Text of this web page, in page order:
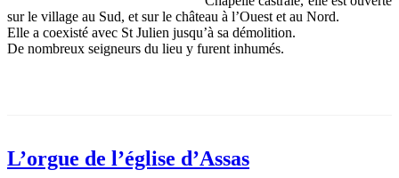
sur le village au Sud, et sur le château à l’Ouest et au Nord.
Elle a coexisté avec St Julien jusqu’à sa démolition.
De nombreux seigneurs du lieu y furent inhumés.
L’orgue de l’église d’Assas